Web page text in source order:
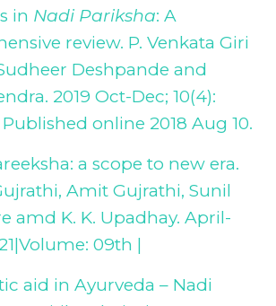
in Nadi Pariksha: A
review. P. Venkata Giri
Deshpande and
2019 Oct-Dec; 10(4):
Published online 2018 Aug 10.
a scope to new era.
Amit Gujrathi, Sunil
amd K. K. Upadhay. April-
09th |
aid in Ayurveda – Nadi